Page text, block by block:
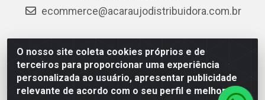
O nosso site coleta cookies próprios e de
terceiros para proporcionar uma experiência
personalizada ao usuário, apresentar publicidade
relevante de acordo com o seu perfil e melhorar a
ecommerce@acaraujodistribuidora.com.br
AC Araujo Distribuidora - Rua Carneiro de Campos, 42 -
São Cristóvão, Rio de Janeiro/RJ - CEP 20.920-410 -
CNPJ 08.744.753/0003-85